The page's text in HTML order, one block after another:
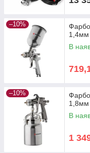
–10%
1,4мм
В
–10%
1,8мм
В
1